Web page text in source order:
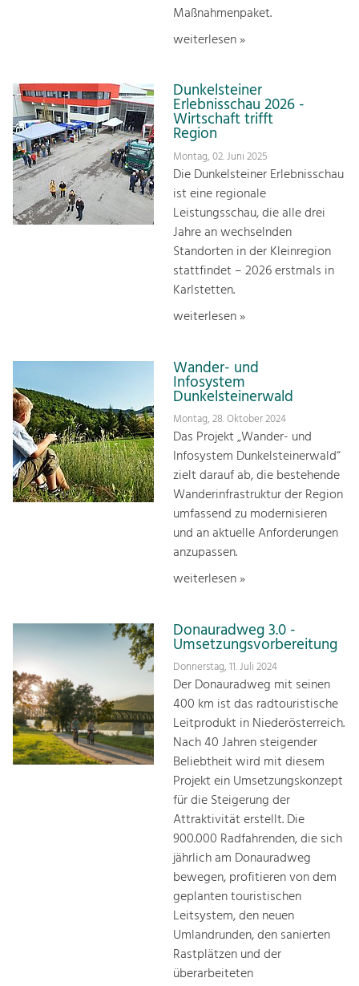
Maßnahmenpaket.
weiterlesen »
Dunkelsteiner
Erlebnisschau 2026 -
Wirtschaft trifft
Region
Montag, 02. Juni 2025
Die Dunkelsteiner Erlebnisschau
ist eine regionale
Leistungsschau, die alle drei
Jahre an wechselnden
Standorten in der Kleinregion
stattfindet – 2026 erstmals in
Karlstetten.
weiterlesen »
Wander- und
Infosystem
Dunkelsteinerwald
Montag, 28. Oktober 2024
Das Projekt „Wander- und
Infosystem Dunkelsteinerwald“
zielt darauf ab, die bestehende
Wanderinfrastruktur der Region
umfassend zu modernisieren
und an aktuelle Anforderungen
anzupassen.
weiterlesen »
Donauradweg 3.0 -
Umsetzungsvorbereitung
Donnerstag, 11. Juli 2024
Der Donauradweg mit seinen
400 km ist das radtouristische
Leitprodukt in Niederösterreich.
Nach 40 Jahren steigender
Beliebtheit wird mit diesem
Projekt ein Umsetzungskonzept
für die Steigerung der
Attraktivität erstellt. Die
900.000 Radfahrenden, die sich
jährlich am Donauradweg
bewegen, profitieren von dem
geplanten touristischen
Leitsystem, den neuen
Umlandrunden, den sanierten
Rastplätzen und der
überarbeiteten